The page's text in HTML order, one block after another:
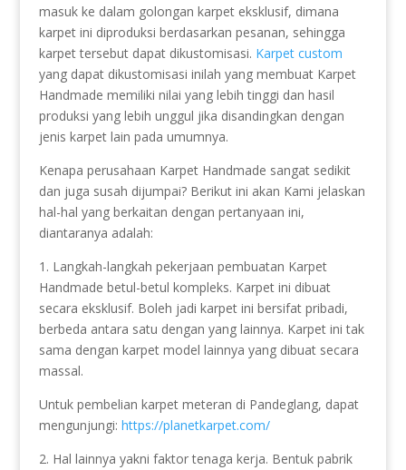
masuk ke dalam golongan karpet eksklusif, dimana
karpet ini diproduksi berdasarkan pesanan, sehingga
karpet tersebut dapat dikustomisasi. Karpet custom
yang dapat dikustomisasi inilah yang membuat Karpet
Handmade memiliki nilai yang lebih tinggi dan hasil
produksi yang lebih unggul jika disandingkan dengan
jenis karpet lain pada umumnya.
Kenapa perusahaan Karpet Handmade sangat sedikit
dan juga susah dijumpai? Berikut ini akan Kami jelaskan
hal-hal yang berkaitan dengan pertanyaan ini,
diantaranya adalah:
1. Langkah-langkah pekerjaan pembuatan Karpet
Handmade betul-betul kompleks. Karpet ini dibuat
secara eksklusif. Boleh jadi karpet ini bersifat pribadi,
berbeda antara satu dengan yang lainnya. Karpet ini tak
sama dengan karpet model lainnya yang dibuat secara
massal.
Untuk pembelian karpet meteran di Pandeglang, dapat
mengunjungi: https://planetkarpet.com/
2. Hal lainnya yakni faktor tenaga kerja. Bentuk pabrik